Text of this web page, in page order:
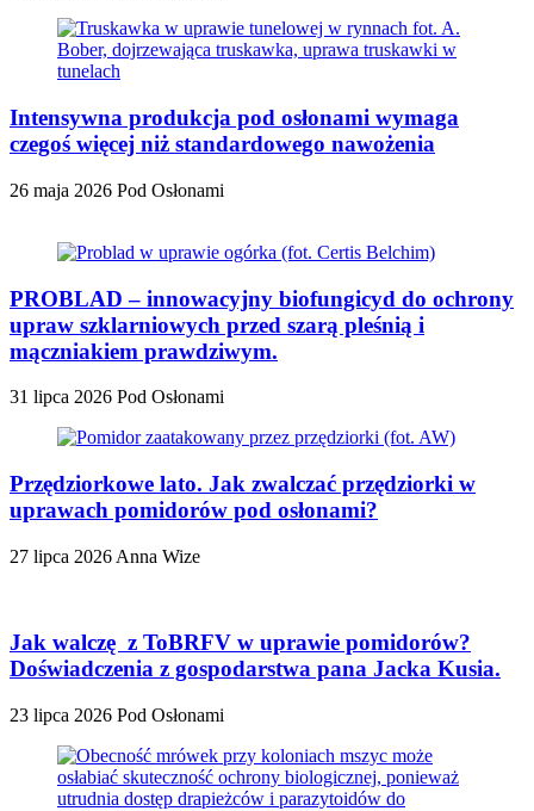
Intensywna produkcja pod osłonami wymaga
czegoś więcej niż standardowego nawożenia
26 maja 2026 Pod Osłonami
PROBLAD – innowacyjny biofungicyd do ochrony
upraw szklarniowych przed szarą pleśnią i
mączniakiem prawdziwym.
31 lipca 2026 Pod Osłonami
Przędziorkowe lato. Jak zwalczać przędziorki w
uprawach pomidorów pod osłonami?
27 lipca 2026 Anna Wize
Jak walczę z ToBRFV w uprawie pomidorów?
Doświadczenia z gospodarstwa pana Jacka Kusia.
23 lipca 2026 Pod Osłonami